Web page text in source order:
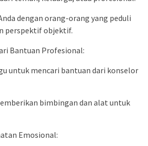
dengan orang-orang yang peduli
perspektif objektif.
Bantuan Profesional:
untuk mencari bantuan dari konselor
bimbingan dan alat untuk
Emosional: